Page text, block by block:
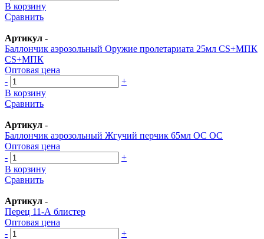
В корзину
Сравнить
Артикул -
Баллончик аэрозольный Оружие пролетариата 25мл CS+МПК
CS+МПК
Оптовая цена
-
+
В корзину
Сравнить
Артикул -
Баллончик аэрозольный Жгучий перчик 65мл ОС ОС
Оптовая цена
-
+
В корзину
Сравнить
Артикул -
Перец 11-А блистер
Оптовая цена
-
+